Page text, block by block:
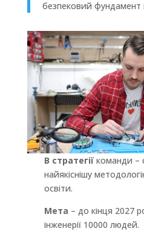
безпековий фундамент
В стратегіїкоманди –
найякіснішу
освіти.
Мета – до кінця 2027
інженерії 10000 людей.